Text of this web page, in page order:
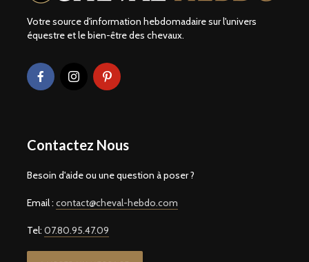
Votre source d'information hebdomadaire sur l'univers
équestre et le bien-être des chevaux.
Contactez Nous
Besoin d'aide ou une question à poser ?
Email : contact@cheval-hebdo.com
Tel: 07.80.95.47.09